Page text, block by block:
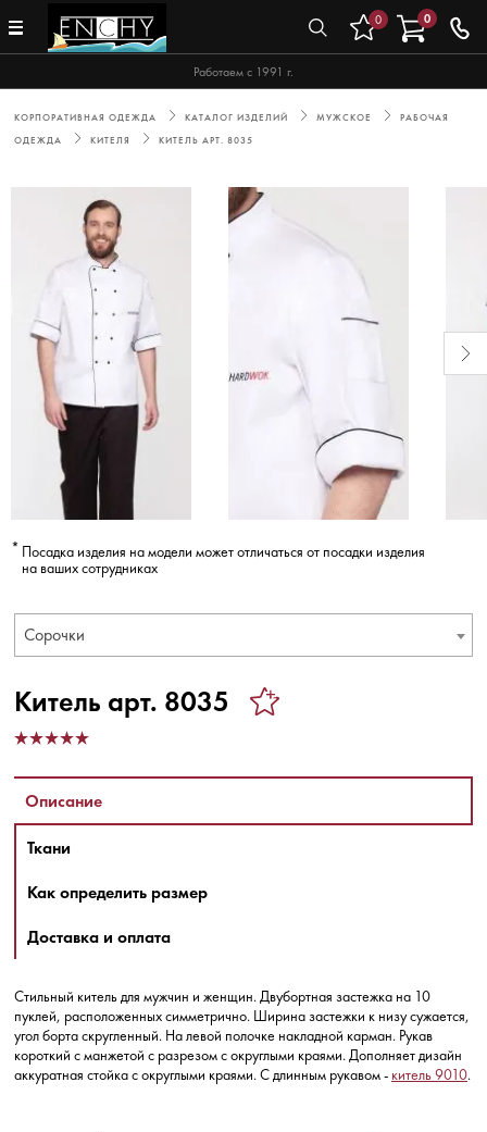
Работаем с 1991 г.
0 0
КОРПОРАТИВНАЯ ОДЕЖДА КАТАЛОГ ИЗДЕЛИЙ МУЖСКОЕ
РАБОЧАЯ
ОДЕЖДА
КИТЕЛЯ КИТЕЛЬ АРТ. 8035
Посадка изделия на модели может отличаться от посадки изделия
на ваших сотрудниках
Сорочки
Китель арт. 8035
Описание
Ткани
Как определить размер
Доставка и оплата
Стильный китель для мужчин и женщин. Двубортная застежка на 10
пуклей, расположенных симметрично. Ширина застежки к низу сужается,
угол борта скругленный. На левой полочке накладной карман. Рукав
короткий с манжетой с разрезом с округлыми краями. Дополняет дизайн
аккуратная стойка с округлыми краями. С длинным рукавом - китель 9010.